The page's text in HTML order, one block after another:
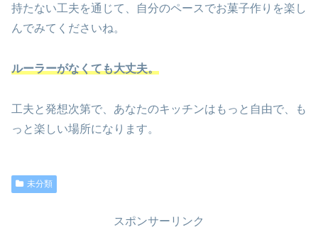
持たない工夫を通じて、自分のペースでお菓子作りを楽し
んでみてくださいね。
ルーラーがなくても大丈夫。
工夫と発想次第で、あなたのキッチンはもっと自由で、も
っと楽しい場所になります。
未分類
スポンサーリンク